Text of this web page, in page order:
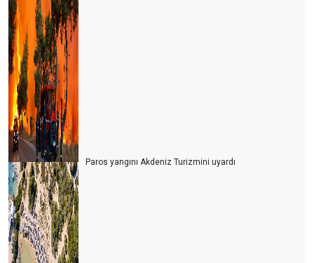
Paros yangını Akdeniz Turizmini uyardı